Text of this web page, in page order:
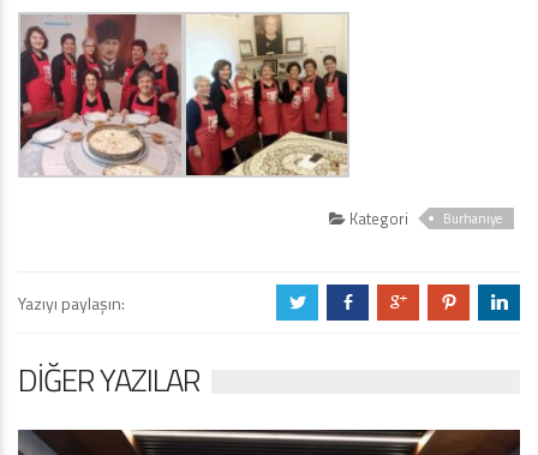
Kategori Burhaniye
Yazıyı paylaşın: a b c d j
DIĞER YAZILAR